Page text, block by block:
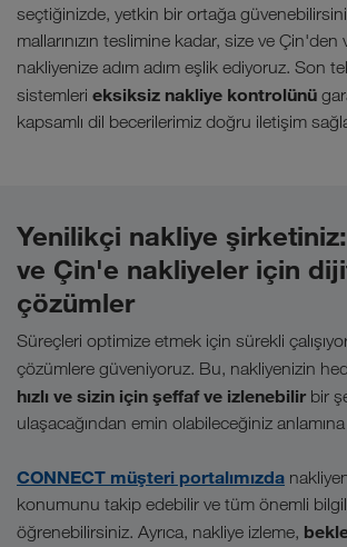
seçtiğinizde, yetkin bir ortağa
mallarınızın teslimine kadar, size ve Çin'den
nakliyenize adım adım eşlik ediyoruz. Son
sistemleri eksiksiz nakliye kontrolünü
kapsamlı dil becerilerimiz doğru iletişim
Yenilikçi nakliye
ve Çin'e nakliyeler için
çözümler
Süreçleri optimize etmek için sürekli
çözümlere güveniyoruz. Bu, nakliyenizin
hızlı ve sizin için şeffaf ve izlenebilir bir
ulaşacağından emin olabileceğiniz
CONNECT müşteri portalımızda
konumunu takip edebilir ve tüm önemli
öğrenebilirsiniz. Ayrıca, nakliye izleme,